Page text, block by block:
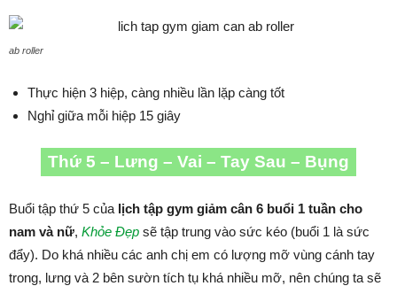
ab roller
Thực hiện 3 hiệp, càng nhiều lần lặp càng tốt
Nghỉ giữa mỗi hiệp 15 giây
Thứ 5 – Lưng – Vai – Tay Sau – Bụng
Buổi tập thứ 5 của lịch tập gym giảm cân 6 buổi 1 tuần cho
nam và nữ, Khỏe Đẹp sẽ tập trung vào sức kéo (buổi 1 là sức
đẩy). Do khá nhiều các anh chị em có lượng mỡ vùng cánh tay
trong, lưng và 2 bên sườn tích tụ khá nhiều mỡ, nên chúng ta sẽ